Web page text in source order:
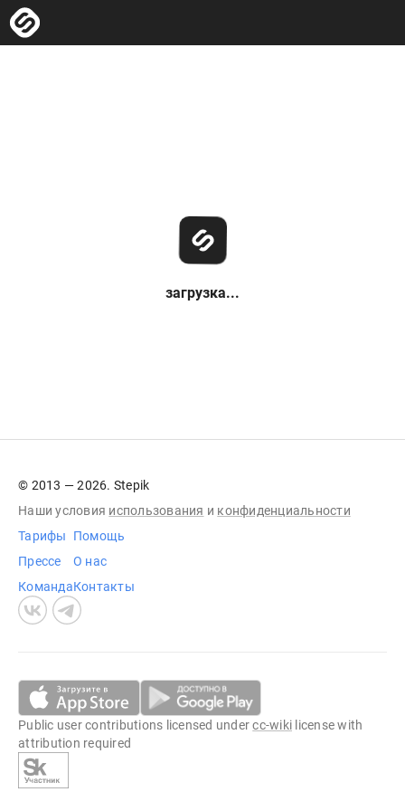
загрузка...
© 2013 — 2026. Stepik
Наши условия использования и конфиденциальности
Тарифы
Прессе
Команда
Помощь
О нас
Контакты
Public user contributions licensed undercc-wiki license with
attribution required